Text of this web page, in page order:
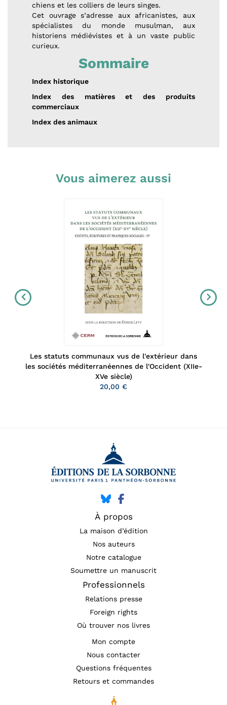
chiens et les colliers de leurs singes.
Cet ouvrage s’adresse aux africanistes, aux
spécialistes du monde musulman, aux
historiens médiévistes et à un vaste public
curieux.
Sommaire
Index historique
Index des matières et des produits
commerciaux
Index des animaux
Vous aimerez aussi
Les statuts communaux vus de l'extérieur dans
les sociétés méditerranéennes de l'Occident (XIIe-
XVe siècle)
20,00 €
À propos
La maison d’édition
Nos auteurs
Notre catalogue
Soumettre un manuscrit
Professionnels
Relations presse
Foreign rights
Où trouver nos livres
Mon compte
Nous contacter
Questions fréquentes
Retours et commandes